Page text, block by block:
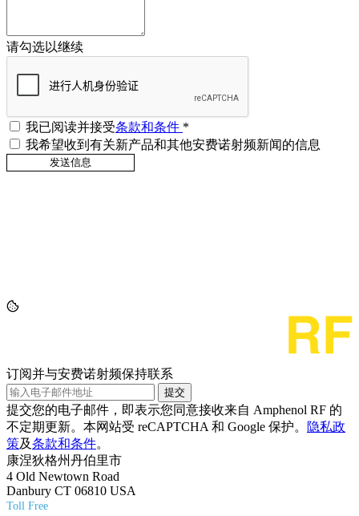
请勾选以继续
我已阅读并接受条款和条件 *
我希望收到有关新产品和其他安费诺射频新闻的信息
订阅并与安费诺射频保持联系
提交
提交您的电子邮件，即表示您同意接收来自 Amphenol RF 的
不定期更新。本网站受 reCAPTCHA 和 Google 保护。
隐私政
策及条款和条件。
康涅狄格州丹伯里市
4 Old Newtown Road
Danbury CT 06810 USA
Toll Free